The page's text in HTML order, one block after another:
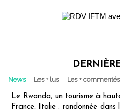
News Les + lus Les + commentés
Le Rwanda, un tourisme à
France, Italie : randonnée